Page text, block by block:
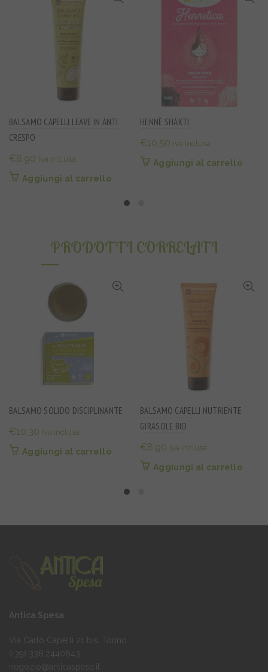
BALSAMO CAPELLI LEAVE IN ANTI
CRESPO
€8,90 Iva inclusa
Aggiungi al carrello
HENNÈ SHAKTI
€10,50 Iva inclusa
Aggiungi al carrello
PRODOTTI CORRELATI
BALSAMO SOLIDO DISCIPLINANTE
€10,30 Iva inclusa
Aggiungi al carrello
BALSAMO CAPELLI NUTRIENTE
GIRASOLE BIO
€8,90 Iva inclusa
Aggiungi al carrello
Antica Spesa
Via Carlo Capelli 21 bis, Torino
(+39) 338.2440643
negozio@anticaspesa.it